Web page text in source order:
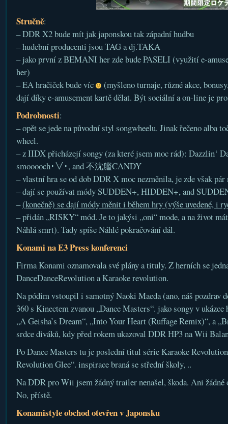
Stručně:
– DDR X2 bude mít jak japonskou tak západní hudbu
– hudební producenti jsou TAG a dj.TAKA
– jako první z BEMANI her zde bude PASELI (využití e-
her)
– EA hračiček bude víc
(myšleno turnaje, různé akce,
dají díky e-amusement kartě dělat. Být sociální a on-line je
Podrobnosti:
– opět se jede na původní styl songwheelu. Jinak řečeno alba
wheel.
– z IIDX přicházejí songy (za které jsem moc rád): Dazzlin‘
smooooch･∀･, and 不沈艦CANDY
– vlastní hra se od dob DDR X moc nezměnila, je zde však
– dají se používat módy SUDDEN+, HIDDEN+, and
–(konečně) se dají módy měnit i během hry (výše uvedené, i
– přidán „RISKY“ mód. Je to jakýsi „oni“ mode, a na život
Náhlá smrt). Tady spíše Náhlé pokračování dál.
Konami na E3 Press konferenci
Firma Konami oznamovala své plány a tituly. Z herních se
DanceDanceRevolution a Karaoke revolution.
Na pódim vstoupil i samotný Naoki Maeda (ano, náš pozdrav
360 s Kinectem zvanou „Dance Masters“. jako songy v
„A Geisha’s Dream“, „Into Your Heart (Ruffage Remix)“, a
srdce diváků, kdy před rokem ukazoval DDR HP3 na Wii
Po Dance Masters tu je poslední titul série Karaoke
Revolution Glee“. inspirace braná se střední školy, ..
Na DDR pro Wii jsem žádný trailer nenašel, škoda. Ani žádné
No, přístě.
Konamistyle obchod otevřen v Japonsku